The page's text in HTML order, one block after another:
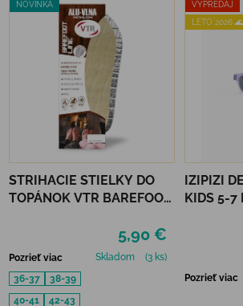
NOVINKA
STRIHACIE STIELKY DO
TOPÁNOK VTR BAREFOOT
5,90 €
Pozrieť viac Skladom
(3 ks)
36-37
38-39
40-41
42-43
VÝPREDAJ
LETO 2026 🌊
IZIPIZI
KIDS 5-7
Pozrieť viac